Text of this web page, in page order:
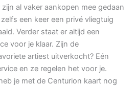
al vaker aankopen mee gedaan
een keer een privé vliegtuig
Verder staat er altijd een
voor je klaar. Zijn de
artiest uitverkocht? Eén
en ze regelen het voor je.
je met de Centurion kaart nog